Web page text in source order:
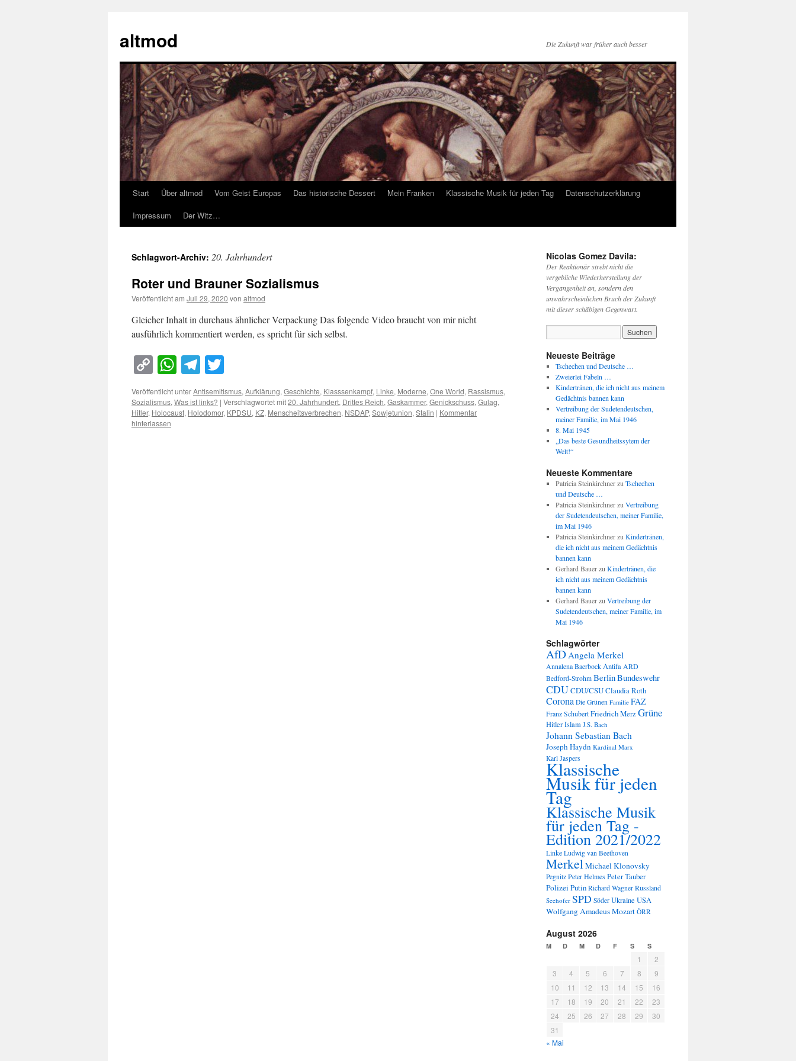
springen
altmod Die Zukunft war früher auch besser
Start Über altmod Vom Geist Europas Das historische Dessert Mein Franken Klassische Musik für jeden Tag
Datenschutzerklärung
Impressum
Der Witz…
Schlagwort-Archiv: 20. Jahrhundert
Roter und Brauner Sozialismus
Veröffentlicht am Juli 29, 2020 von altmod
Gleicher Inhalt in durchaus ähnlicher Verpackung Das folgende Video braucht von mir nicht
ausführlich kommentiert werden, es spricht für sich selbst.
Copy
Link
WhatsApp
Telegram
Veröffentlicht unterAntisemitismus,Aufklärung,Geschichte, Klasssenkampf, Linke, Moderne,One World, Rassismus,
Sozialismus,Was ist links? | Verschlagwortet mit20. Jahrhundert, Drittes Reich,Gaskammer,Genickschuss,Gulag,
Hitler, Holocaust, Holodomor, KPDSU, KZ, Menscheitsverbrechen, NSDAP,Sowjetunion,Stalin | Kommentar
hinterlassen
Nicolas Gomez Davila:
Der Reaktionär strebt nicht die
vergebliche Wiederherstellung der
Vergangenheit an, sondern den
unwahrscheinlichen Bruch der Zukunft
mit dieser schäbigen Gegenwart.
Neueste Beiträge
Tschechen und Deutsche …
Zweierlei Fabeln …
Kindertränen, die ich nicht aus meinem
Gedächtnis bannen kann
Vertreibung der Sudetendeutschen,
meiner Familie, im Mai 1946
8. Mai 1945
„Das beste Gesundheitssytem der
Welt!“
Neueste Kommentare
Patricia Steinkirchnerzu Tschechen
und Deutsche …
Patricia Steinkirchnerzu Vertreibung
der Sudetendeutschen, meiner Familie,
im Mai 1946
Patricia Steinkirchnerzu Kindertränen,
die ich nicht aus meinem Gedächtnis
bannen kann
Gerhard Bauerzu Kindertränen, die
ich nicht aus meinem Gedächtnis
bannen kann
Gerhard Bauerzu Vertreibung der
Sudetendeutschen, meiner Familie, im
Mai 1946
Schlagwörter
AfDAngela Merkel
Annalena BaerbockAntifa ARD
Bedford-Strohm BerlinBundeswehr
CDUCDU/CSUClaudia Roth
Corona Die Grünen Familie FAZ
Franz SchubertFriedrich MerzGrüne
HitlerIslam J.S. Bach
Johann Sebastian Bach
Joseph Haydn Kardinal Marx
Karl Jaspers
Klassische
Musik für jeden
Tag
Klassische Musik
für jeden Tag -
Edition 2021/2022
Linke Ludwig van Beethoven
MerkelMichael Klonovsky
Pegnitz Peter HelmesPeter Tauber
PolizeiPutin Richard Wagner Russland
Seehofer SPD Söder Ukraine USA
Wolfgang Amadeus Mozart ÖRR
August 2026
M D M D F S S
1
2
3
4 5 6 7 8
9
10
11 12 13 14 15
16
17
18 19 20 21 22
23
24
25 26 27 28 29
30
31
« Mai